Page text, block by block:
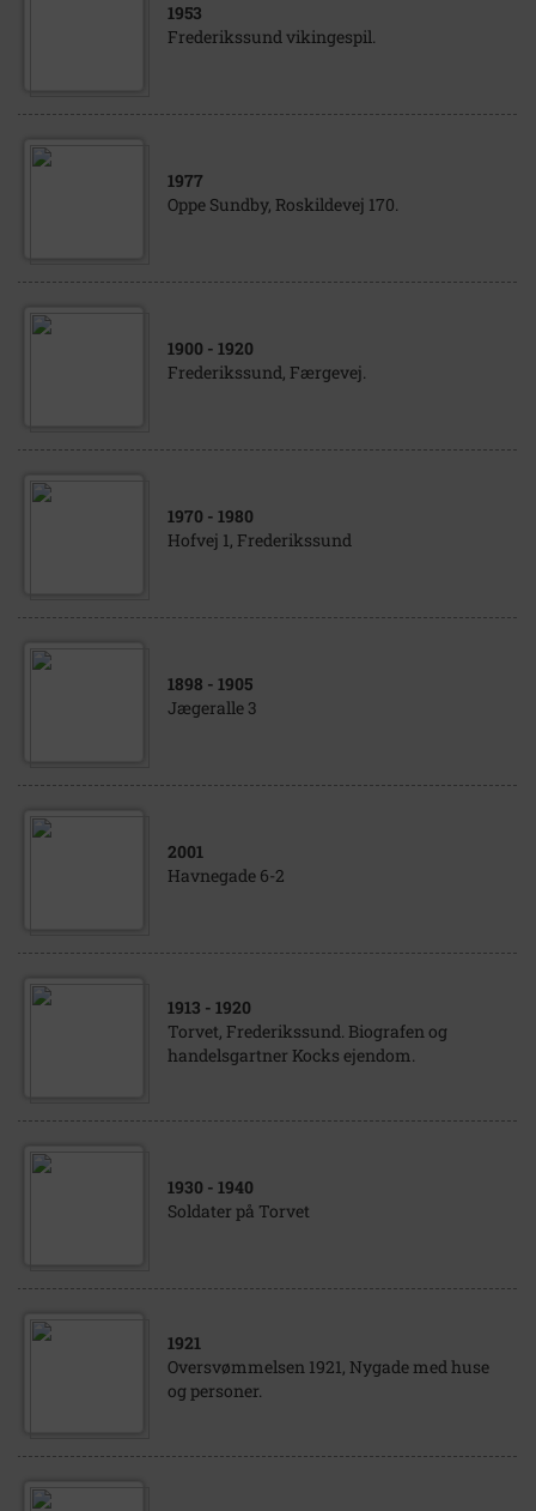
1953
Frederikssund vikingespil.
1977
Oppe Sundby, Roskildevej 170.
1900 - 1920
Frederikssund, Færgevej.
1970 - 1980
Hofvej 1, Frederikssund
1898 - 1905
Jægeralle 3
2001
Havnegade 6-2
1913 - 1920
Torvet, Frederikssund. Biografen og
handelsgartner Kocks ejendom.
1930 - 1940
Soldater på Torvet
1921
Oversvømmelsen 1921, Nygade med huse
og personer.